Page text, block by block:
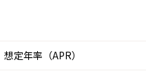
想定年率（APR）